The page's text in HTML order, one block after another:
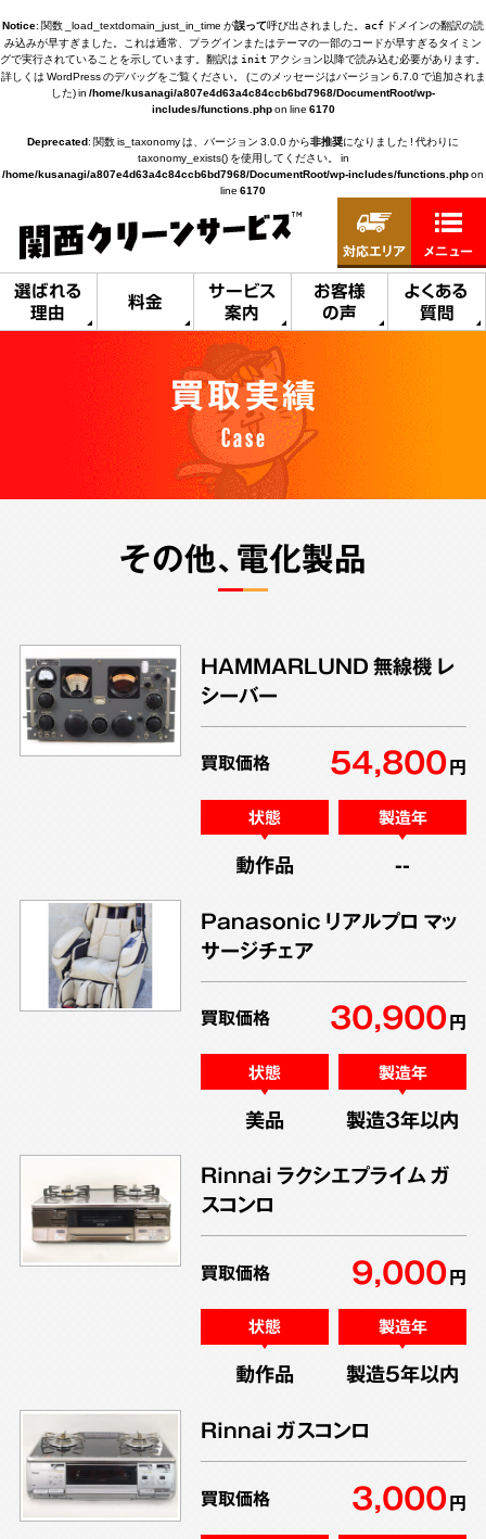
Notice: 関数 _load_textdomain_just_in_time が誤って呼び出されました。 acf ドメインの翻訳の読
み込みが早すぎました。これは通常、プラグインまたはテーマの一部のコードが早すぎるタイミン
グで実行されていることを示しています。翻訳は init アクション以降で読み込む必要があります。
詳しくは WordPress のデバッグをご覧ください。 (このメッセージはバージョン 6.7.0 で追加されま
した) in /home/kusanagi/a807e4d63a4c84ccb6bd7968/DocumentRoot/wp-
includes/functions.phpon line 6170
Deprecated: 関数 is_taxonomy は、バージョン 3.0.0 から非推奨になりました ! 代わりに
taxonomy_exists() を使用してください。 in
/home/kusanagi/a807e4d63a4c84ccb6bd7968/DocumentRoot/wp-includes/functions.phpon
line 6170
選ばれる
理由
料金
サービス
案内
お客様
の声
よくある
質問
対応エリア メニュー
買取実績
Case
その他、電化製品
HAMMARLUND 無線機 レ
シーバー
買取価格 54,800円
状態
動作品
製造年
--
Panasonic リアルプロ マッ
サージチェア
買取価格 30,900円
状態
美品
製造年
製造3年以内
Rinnai ラクシエプライム ガ
スコンロ
買取価格 9,000円
状態
動作品
製造年
製造5年以内
Rinnai ガスコンロ
買取価格 3,000円